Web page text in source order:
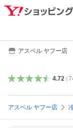
アスベル ヤフー店
4.72（
アスベル ヤフー店